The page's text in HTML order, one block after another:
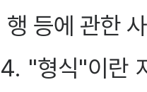
행 등에 관한
4. "형식"이란